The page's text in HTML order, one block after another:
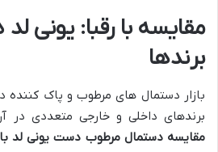
مقایسه با رقبا: یونی لد
برندها
بازار دستمال های مرطوب و پاک کننده
برندهای داخلی و خارجی متعددی
مقایسه دستمال مرطوب دست یونی لد